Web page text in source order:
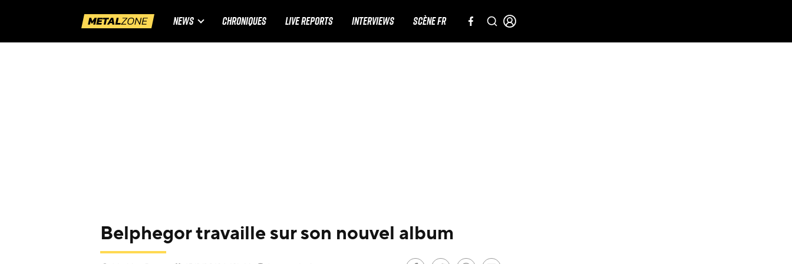
NEWS CHRONIQUES LIVE REPORTS INTERVIEWS SCÈNE FR
Belphegor travaille sur son nouvel album